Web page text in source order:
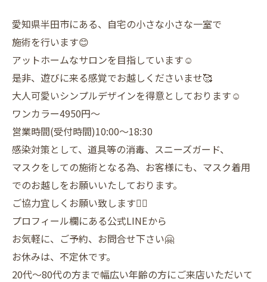
愛知県半田市にある、自宅の小さな小さな一室で
施術を行います😊
アットホームなサロンを目指しています☺️
是非、遊びに来る感覚でお越しくださいませ🥰
大人可愛いシンプルデザインを得意としております☺️
ワンカラー4950円〜
営業時間(受付時間)10:00〜18:30
感染対策として、道具等の消毒、スニーズガード、
マスクをしての施術となる為、お客様にも、マスク着用
でのお越しをお願いいたしております。
ご協力宜しくお願い致します🙇‍♀️
プロフィール欄にある公式LINEから
お気軽に、ご予約、お問合せ下さい🤗
お休みは、不定休です。
20代〜80代の方まで幅広い年齢の方にご来店いただいて